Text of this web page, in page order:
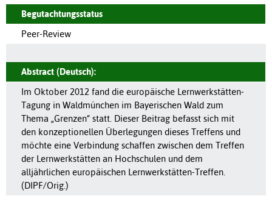
Begutachtungsstatus
Peer-Review
Abstract (Deutsch):
Im Oktober 2012 fand die europäische Lernwerkstätten-
Tagung in Waldmünchen im Bayerischen Wald zum
Thema „Grenzen“ statt. Dieser Beitrag befasst sich mit
den konzeptionellen Überlegungen dieses Treffens und
möchte eine Verbindung schaffen zwischen dem Treffen
der Lernwerkstätten an Hochschulen und dem
alljährlichen europäischen Lernwerkstätten-Treffen.
(DIPF/Orig.)